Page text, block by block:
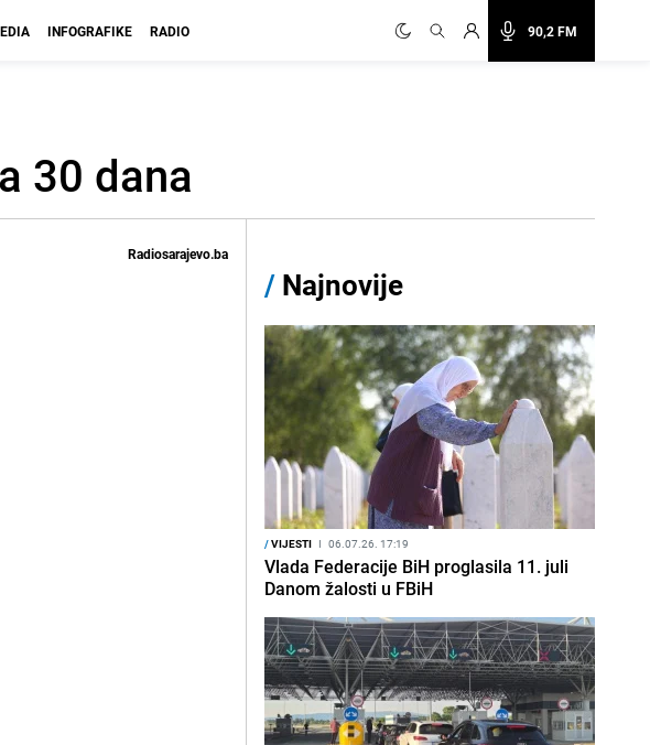
90,2 FM
INFOGRAFIKE RADIO
30 dana
Radiosarajevo.ba
/ Najnovije
/VIJESTI I 06.07.26. 17:19
Vlada Federacije BiH proglasila 11. juli
Danom žalosti u FBiH